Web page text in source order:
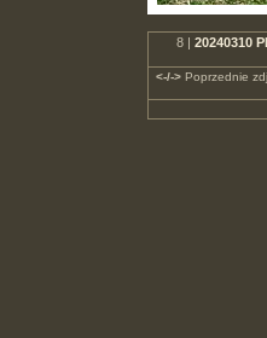
8 | 20240310
<-/->Poprzednie